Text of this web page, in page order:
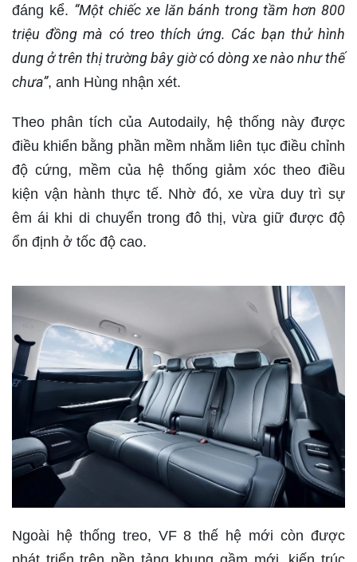
đáng kể. “Một chiếc xe lăn bánh trong tầm hơn 800
triệu đồng mà có treo thích ứng. Các bạn thử hình
dung ở trên thị trường bây giờ có dòng xe nào như thế
chưa”, anh Hùng nhận xét.
Theo phân tích của Autodaily, hệ thống này được
điều khiển bằng phần mềm nhằm liên tục điều chỉnh
độ cứng, mềm của hệ thống giảm xóc theo điều
kiện vận hành thực tế. Nhờ đó, xe vừa duy trì sự
êm ái khi di chuyển trong đô thị, vừa giữ được độ
ổn định ở tốc độ cao.
Ngoài hệ thống treo, VF 8 thế hệ mới còn được